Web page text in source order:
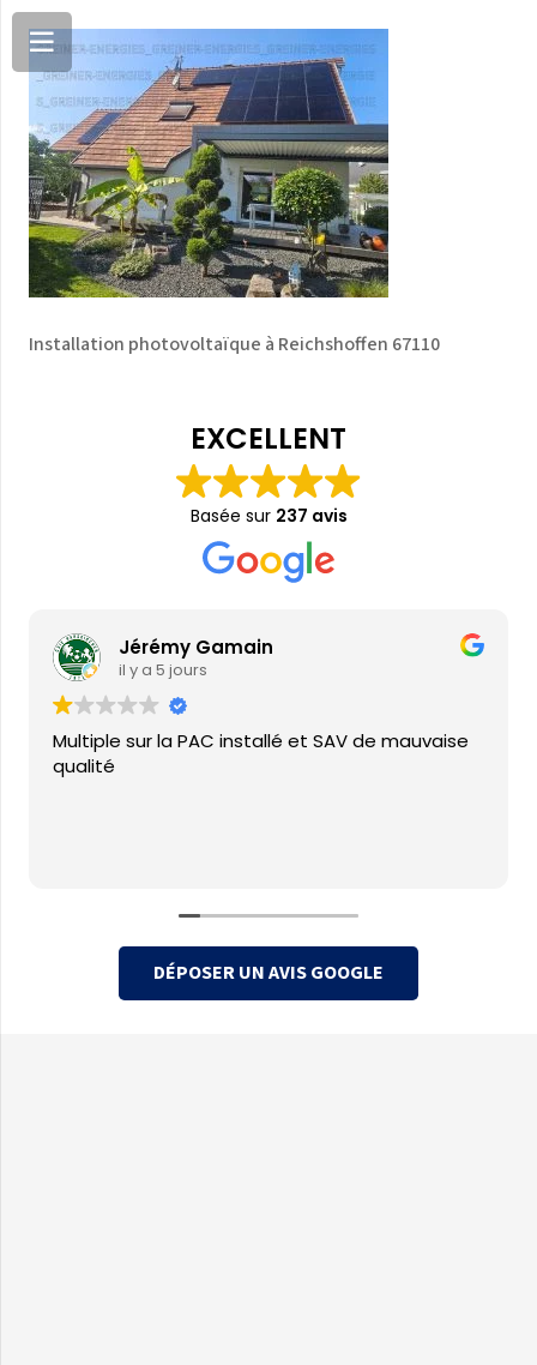
Installation photovoltaïque à Reichshoffen 67110
EXCELLENT
Basée sur 237 avis
Jérémy Gamain
il y a 5 jours
Multiple sur la PAC installé et SAV de mauvaise
qualité
DÉPOSER UN AVIS GOOGLE